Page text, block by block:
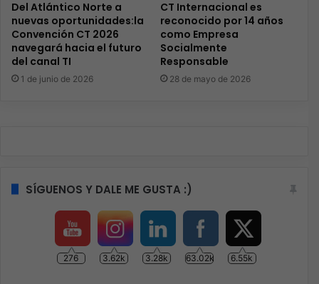
Del Atlántico Norte a
nuevas oportunidades:la
Convención CT 2026
navegará hacia el futuro
del canal TI
1 de junio de 2026
CT Internacional es
reconocido por 14 años
como Empresa
Socialmente
Responsable
28 de mayo de 2026
SÍGUENOS Y DALE ME GUSTA :)
276 3.62k 3.28k 63.02k 6.55k